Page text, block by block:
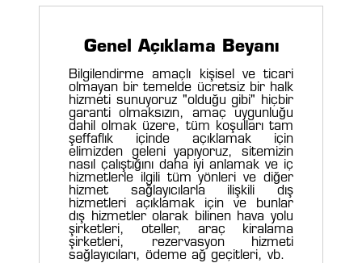
Genel Açıklama Beyanı
Bilgilendirme amaçlı kişisel ve ticari
olmayan bir temelde ücretsiz bir halk
hizmeti sunuyoruz "olduğu gibi" hiçbir
garanti olmaksızın, amaç uygunluğu
dahil olmak üzere, tüm koşulları tam
şeffaflık içinde açıklamak için
elimizden geleni yapıyoruz, sitemizin
nasıl çalıştığını daha iyi anlamak ve iç
hizmetlerle ilgili tüm yönleri ve diğer
hizmet sağlayıcılarla ilişkili dış
hizmetleri açıklamak için ve bunlar
dış hizmetler olarak bilinen hava yolu
şirketleri, oteller, araç kiralama
şirketleri, rezervasyon hizmeti
sağlayıcıları, ödeme ağ geçitleri, vb.